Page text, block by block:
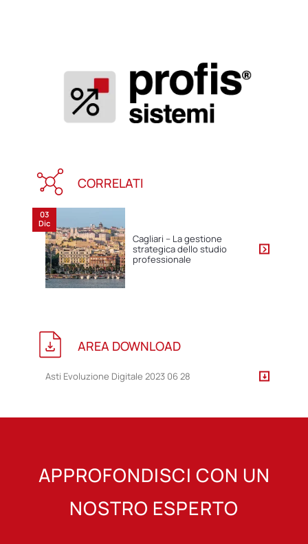
CORRELATI
03
Dic
Cagliari – La gestione
strategica dello studio
professionale
AREA DOWNLOAD
Asti Evoluzione Digitale 2023 06 28
APPROFONDISCI CON UN
NOSTRO ESPERTO